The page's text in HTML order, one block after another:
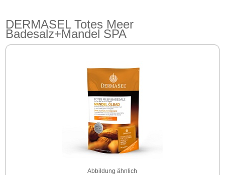
DERMASEL Totes Meer
Badesalz+Mandel SPA
Abbildung ähnlich